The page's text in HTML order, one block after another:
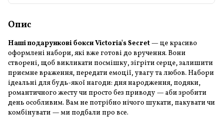
Опис
Наші подарункові бокси Victoria's Secret — це красиво
оформлені набори, які вже готові до вручення. Вони
створені, щоб викликати посмішку, зігріти серце, залишити
приємне враження, передати емоції, увагу та любов. Набори
ідеальні для будь-якої нагоди: дня народження, подяки,
романтичного жесту чи просто без приводу — аби зробити
день особливим. Вам не потрібно нічого шукати, пакувати чи
комбінувати — ми подбали про все.